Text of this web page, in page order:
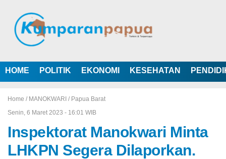
HOME POLITIK EKONOMI KESEHATAN
Home / MANOKWARI / Papua Barat
Senin, 6 Maret 2023 - 16:01 WIB
Inspektorat Manokwari Minta
LHKPN Segera Dilaporkan.